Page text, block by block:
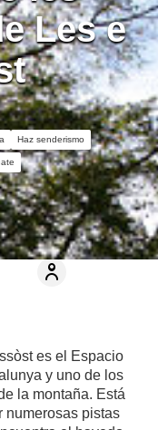
Les e
Haz senderismo
es el Espacio
y uno de los
la montaña. Está
numerosas pistas